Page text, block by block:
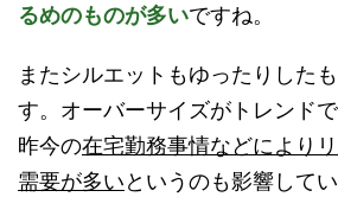
るめのものが多いですね。
またシルエットもゆったりした
す。オーバーサイズがトレンドで
昨今の在宅勤務事情などにより
需要が多いというのも影響して